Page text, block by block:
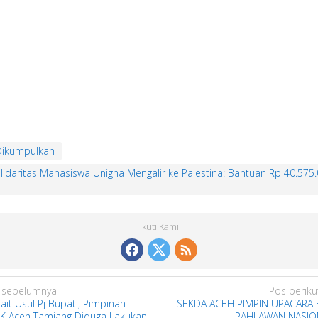
Mahasiswa Unigha Mengalir ke Palestina: Bantuan Rp
Ikuti Kami
Usul Pj Bupati, Pimpinan
Pos
SEKDA ACEH PIMPIN UPACARA